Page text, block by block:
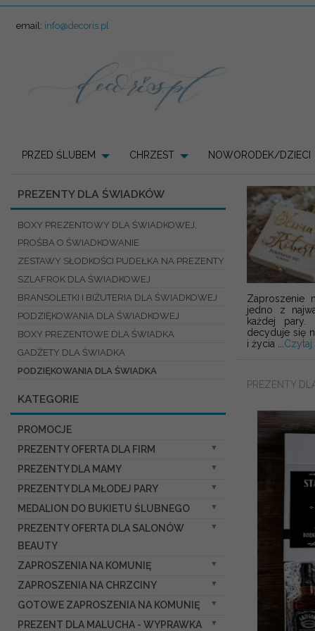
email: info@decoris.pl
PRZED ŚLUBEM CHRZEST NOWORODEK/DZIECI
PREZENTY DLA ŚWIADKÓW
BOXY PREZENTOWY DLA ŚWIADKOWEJ,
PROŚBA O ŚWIADKOWANIE
ZESTAWY SŁODKOŚCI PUDEŁKA NA PREZENTY
SZLAFROK DLA ŚWIADKOWEJ
BRANSOLETKI I BIŻUTERIA DLA ŚWIADKOWEJ
PODZIĘKOWANIA DLA ŚWIADKOWEJ
BOXY PREZENTOWE DLA ŚWIADKA
GADŻETY DLA ŚWIADKA
PODZIĘKOWANIA DLA ŚWIADKA
KATEGORIE
PROMOCJE
PREZENTY OFERTA DLA FIRM
SŁODKIE ZESTAWY
PREMIUM SELECTION
MINI ZESTAWY
KAWA HERBATA MIÓD
SKOMPONUJ WŁASNY ZESTAW
PREZENTOWY
DROBNE PREZENTY DLA FIRM
KALENDARZE
KUBKI, FILIŻANKI, KUBKI TERMICZNE
PREZENTY DLA MAMY
ZESTAWY W WELUROWYCH I OZDOBNYCH
PUDEŁKACH
FLOWERBOXY, BOX ZE SŁODYCZAMI
KARTKI I MAGNESY NA LODÓWKĘ Z
PREZENTY DLA MŁODEJ PARY
ZESTAWY Z FILIŻANKĄ LUB KUBKIEM
ZESTAWY I AKCESORIA DO WINA I DRINKÓW
SKARBONKI, SKRZYNKI NA KLUCZE,
PUDEŁKA NA PIENIĄDZE
DREWNIANE WIESZAKI
FLOWERBOX, KARTKI Z ŻYCZENIAMI,
MEDALION DO BUKIETU ŚLUBNEGO
MEDALIK
PREZENTY OFERTA DLA SALONÓW
BEAUTY
DROBNE PREZENTY KOSMETYCZNE
VOUCHER BOZONARODZENIOWY
PREZENT
DROBNE PREZENTY SŁODKOŚCI MIODY
ZAPROSZENIA NA KOMUNIĘ
DZIEWCZYNKA
CHŁOPIEC
DLA CHRZESTNYCH I DZIADKÓW
ZAPROSZENIA NA CHRZCINY
DLA CHŁOPCA
DLA DZIEWCZYNKI
GOTOWE ZAPROSZENIA NA KOMUNIĘ
DLA DZIEWCZYNKI
PREZENT DLA MALUCHA - WYPRAWKA
Zaproszenie
jedno z
każdej
decyduje się
i życia ... Czytaj
PREZENTY